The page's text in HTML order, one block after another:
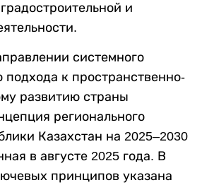
и
системного
подхода к пространственно-
развитию страны
регионального
Казахстан на 2025–2030
в августе 2025 года. В
принципов указана